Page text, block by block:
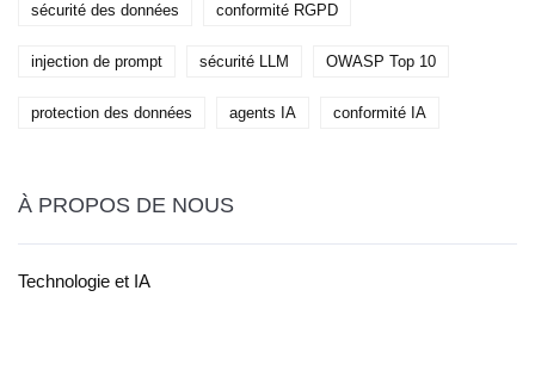
sécurité des données conformité RGPD
injection de prompt sécurité LLM OWASP Top 10
protection des données agents IA conformité IA
À PROPOS DE NOUS
Technologie et IA